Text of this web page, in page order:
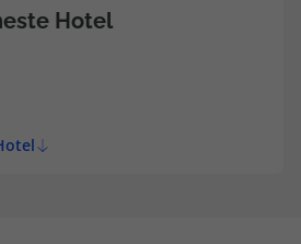
cidade ou a estação central
Hotel